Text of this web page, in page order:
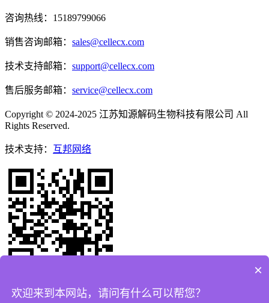
咨询热线：15189799066
销售咨询邮箱： sales@cellecx.com
技术支持邮箱： support@cellecx.com
售后服务邮箱： service@cellecx.com
Copyright © 2024-2025 江苏知源解码生物科技有限公司 All
Rights Reserved.
技术支持： 互邦网络
移动端网站
×
欢迎来到本网站，请问有什么可以帮您？